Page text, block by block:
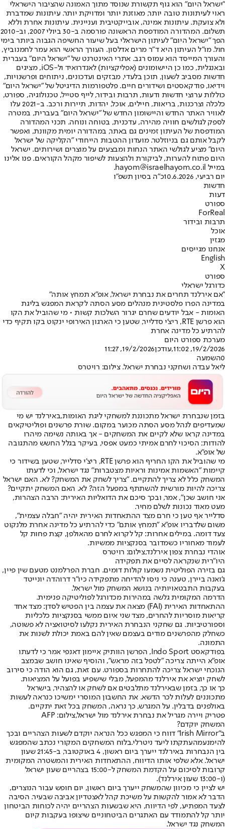
"ישראל היום" הוא גוף תקשורת שנוסד מתוך האמונה שהציבור הישראלי
ראוי לעיתונות טובה יותר, מאוזנת יותר ומדויקת יותר. עיתונות שמדברת
ולא צועקת. עיתונות אמינה, אובייקטיבית ועניינית. עיתונות אחרת וללא
תשלום. המהדורה המודפסת הראשונה פורסמה ב-30 ביולי 2007, וב-2010
הפך "ישראל היום" לעיתון הישראלי בעל שיעור החשיפה הגבוה ביותר בימי
חול. מו"ל העיתון היא ד"ר מרים אדלסון. העורך הראשי הוא עמר לחמנוביץ,
והעורך המייסד הוא עמוס רגב. אתרי האינטרנט של "ישראל היום" בעברית
ובאנגלית, כמו כן היישומונים (אפליקציות) לאנדרואיד ול-iOS, מציגים
חדשות מסביב לשעון, תוכן בלעדי, מבזקים ועדכונים, ניתוחים ופרשנויות,
וידיאו, פודקאסטים ושידורים חיים. פלטפורמות הדיגיטל של "ישראל היום"
כוללות ערוצי חדשות ודעות, תרבות ובידור, לייף סטייל, טכנולוגיה, ספורט,
כלכלה וצרכנות, בריאות, חיילים, אוכל, יהדות, תיירות ורכב. ב-2021 עלו
לאוויר האתר החדש והיישומון החדש של "ישראל היום" בעברית, במטרה
לספק לגולשים חוויה מהירה, עדכנית, בטוחה ונוחה. תכני המהדורה
המודפסת של העיתון זמינים גם באתר, במהדורה יומית מקוונת, ואפשר
לקבל אותם גם בניוזלטר. מועדון ההטבות הייחודי "הקליקה של ישראל
היום" מציע לגולשי האתר הנחות ומבצעים על מוצרים ושירותים. ישראל
היום פתוח להערות, לביקורת ולהצעות לשיפור מקהל הקוראים. פנו אלינו
במייל hayom@israelhayom.co.il.
יום רביעי, 10.6.2026
כ"ה בסיון תשפ"ו
חדשות
דעות
ספורט
ForReal
תרבות ובידור
אוכל
מגזין
אנחנו מגייסים
English
X
ספורט
כדורגל ישראלי
"אם אירלנד תחרים את נבחרת ישראל, אופ"א תמחץ אותה"
במדינה הפרו פלסטינית מנהלים מסע הסתה לקראת המפגש בליגת
האומות - אבל יודעים שחרם יגרור השלכות קשות • מי שהוביל את הקו
הוא פרשן RTE, ריצ'י סדלייר, שטען כי הארגון האירופי ינקוט בקו תקיף כדי
להרתיע כל מדינה אחרת
מערכת ספורט היום
19/2/2026, 11:02
,עודכן19/2/2026, 11:27
0השמעה
ליאל עבדה ושחקני נבחרת ישראל. צילום: רויטרס
בזמן שנבחרת ישראל מתכוננת למשחקי ליגת האומות,באירלנד יש מי
שמעדיפים לנהל מסע הסתה מכוער במקום. שורת פרשנים ופוליטיקאים
במדינה קראו שלא לקיים את המשחקים - אך באותה נשימה מיהרו
להודות: הסיכוי לחרם אמיתי כמעט אפסי, בעיקר בגלל החשש מהתגובה
של אופ"א.
מי שהוביל את הקו החריף הוא פרשן RTE, ריצ'י סדלייר, שטען בשידור כי
קיימות "האשמות אמינות וראיות מצטברות" נגד ישראל, וכי לדעתו
המשחק כלל לא צריך להתקיים. "צריך לשחק את המשחק? לא. האם ישראל
צריכה להיות מורשית להשתתף במפעל הזה? לא. האם המשחק יתקיים?
אני חושב שכן", אמר, ובכך סיכם את הדואליות האירית: הרבה הצהרות,
מעט מאוד נכונות לשלם מחיר.
סדלייר אף טען כי חרם מצד ההתאחדות האירית יהיה "חבלה עצמית",
משום שלדבריו אופ"א "תמחץ אותם" כדי להרתיע כל מדינה אחרת מלנקוט
צעד דומה. במילים אחרות: קל לקרוא לחרם מהאולפן, קצת פחות קל
לעמוד מאחוריו כשמדובר בסנקציות ממשיות.
אוהדי נבחרת צפון אירלנד,צילום: רויטרס
היו"רית שנקראה לסיים את תפקידה
גם בזירה הפוליטית נשמעו קולות דומים. חברת הפרלמנט מטעם שין פיין,
ג'ואנה ביירן, טענה כי ניסו להדיחה מתפקידה כיו"ר דרוהדה יונייטד
בעקבות התבטאויותיה בנושא המשחק מול ישראל.
הדרמה המקומית גלשה במהירות מכדורגל לפוליטיקה פנימית.
ההתאחדות האירית (FAI) מצאה את עצמה בין הפטיש לסדן: מצד אחד
קריאות מוסריות להחרים, מצד שני איום ממשי בסנקציות כלכליות
וספורטיביות. גם שחקני הנבחרת האירית נקלעו לסיטואציה לא פשוטה,
כשחלק מהפרשנים מודים בעצמם שאין להם באמת יכולת לשנות את
התמונה.
בפודקאסט Indo Sport, הפרשן הוותיק איימון דאנפי אמר כי לדעתו
אופ"א הייתה צריכה "לטפל בזה מראש", והוסיף שאינו חושב שבמצב
הנוכחי ישראל צריכה להתחרות בספורט. עם זאת, גם הוא הודה כי סירוב
לשחק יוציא את אירלנד מהמפעל, מבלי שישפיע בפועל על המציאות.
כך או כך, בזמן שבאירלנד מתלבטים אם לשחק או להצהיר, בישראל
מתכוננים לעלות לכר הדשא. את החשבון המוסרי ימשיכו כנראה לעשות
באולפנים בדבלין. על המגרש, כך נראה, המשחק בכל זאת יתקיים.
פטריק ויירה מגריל את נבחרת אירלנד מול ישראל,צילום: AFP
המשחק יוקדם?
ב"Irish Mirror" דווח כי המפגש ככל הנראה יוקדם לשעות הצהריים ובכך
להימנעמהעתקתו ליעד ניטרלי.בלוח המשחקים המקורי נכתב שהמפגש
בין הנבחרות באירלנד ייערך ביום ראשון, 4 באוקטובר, ב-21:45 שעון
ישראל. אלא שלפי אותו הדיווח, ההתאחדות האירית והמשטרה המקומית
קרובות לסיכום על הקדמת המשחק ל-15:00 בצהריים שעון ישראל
(ו-13:00 שעון אירלנד).
יש לציין כי מכיוון שהמשחק ייערך ביום ראשון, יום חופש עבור הנוצרים,
הדבר לא אמור להקשות על משיכת קהל לאצטדיון אביבה שבעיר. הסיבה
לצעד המפתיע, לפי הדיווח, היא שבשעות הצהריים יהיה לכוחות הביטחון
יותר קל להתמודד עם האתגרים הביטחוניים שיצופו בעקבות קיום
המשחק נגד ישראל.